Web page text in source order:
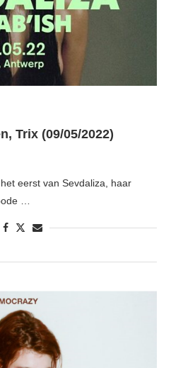
Trix (09/05/2022)
eerst van Sevdaliza, haar
…